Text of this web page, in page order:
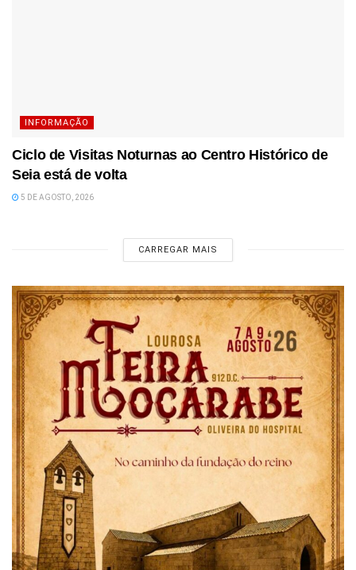
INFORMAÇÃO
Ciclo de Visitas Noturnas ao Centro Histórico de
Seia está de volta
5 DE AGOSTO, 2026
CARREGAR MAIS